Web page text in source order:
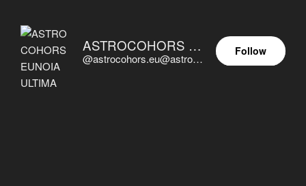
ASTROCOHORS EUNOIA ULTIMA
@astrocohors.eu@astrocohors.eu
Follow